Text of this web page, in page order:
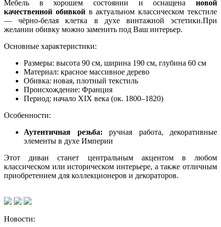
Мебель в хорошем состоянии и оснащена новой
качественной обивкойв актуальном классическом текстиле
— чёрно-белая клетка в духе винтажной эстетики.При
желании обивку можно заменить под Ваш интерьер.
Основные характеристики:
Размеры: высота 90 см, ширина 190 см, глубина 60 см
Материал: красное массивное дерево
Обивка: новая, плотный текстиль
Происхождение: Франция
Период: начало XIX века (ок. 1800–1820)
Особенности:
Аутентичная резьба: ручная работа, декоративные
элементы в духе Империи
Этот диван станет центральным акцентом в любом
классическом или историческом интерьере, а также отличным
приобретением для коллекционеров и декораторов.
Новости: